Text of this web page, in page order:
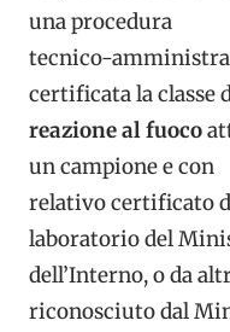
una procedura
tecnico-
certificata la classe
reazione al fuoco
un campione e con
relativo certificato
laboratorio del
dell’Interno, o da
riconosciuto dal